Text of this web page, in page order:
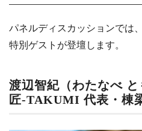
パネルディスカッションでは、
特別ゲストが登壇します。
渡辺智紀（わたなべ
匠‑TAKUMI 代表・棟